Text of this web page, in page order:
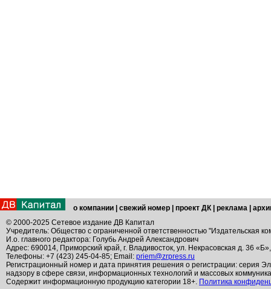
о компании свежий номер проект ДК реклама
© 2000-2025 Сетевое издание ДВ Капитал
Учредитель: Общество с ограниченной ответственностью "Издательская
И.о. главного редактора: Голубь Андрей Александрович
Адрес: 690014, Приморский край, г. Владивосток, ул. Некрасовская д. 36
Телефоны: +7 (423) 245-04-85; Email: priem@zrpress.ru
Регистрационный номер и дата принятия решения о регистрации: серия
надзору в сфере связи, информационных технологий и массовых
Содержит информационную продукцию категории 18+. Политика